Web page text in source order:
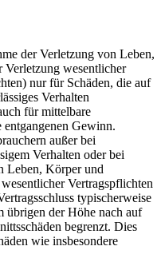
der Verletzung von Leben,
Verletzung wesentlicher
nur für Schäden, die auf
Verhalten
für mittelbare
entgangenen Gewinn.
außer bei
Verhalten oder bei
Leben, Körper und
Vertragspflichten
typischerweise
übrigen der Höhe nach auf
begrenzt. Dies
wie insbesondere